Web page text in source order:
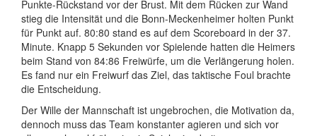
Punkte-Rückstand vor der Brust. Mit dem Rücken zur Wand
stieg die Intensität und die Bonn-Meckenheimer holten Punkt
für Punkt auf. 80:80 stand es auf dem Scoreboard in der 37.
Minute. Knapp 5 Sekunden vor Spielende hatten die Heimers
beim Stand von 84:86 Freiwürfe, um die Verlängerung holen.
Es fand nur ein Freiwurf das Ziel, das taktische Foul brachte
die Entscheidung.
Der Wille der Mannschaft ist ungebrochen, die Motivation da,
dennoch muss das Team konstanter agieren und sich vor